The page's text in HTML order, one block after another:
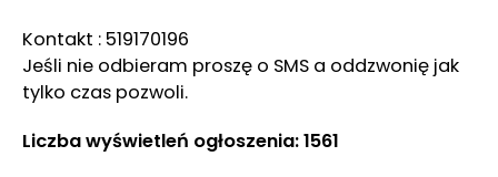
Kontakt : 519170196
Jeśli nie odbieram proszę o SMS a oddzwonię jak
tylko czas pozwoli.
Liczba wyświetleń ogłoszenia: 1561